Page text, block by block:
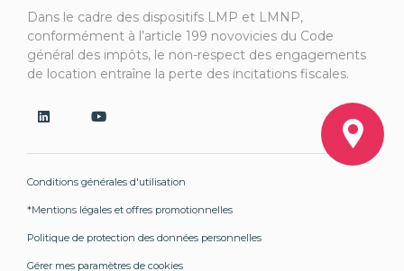
Dans le cadre des dispositifs LMP et LMNP,
conformément à l’article 199 novovicies du Code
général des impôts, le non-respect des engagements
de location entraîne la perte des incitations fiscales.
Conditions générales d'utilisation
*Mentions légales et offres promotionnelles
Politique de protection des données personnelles
Gérer mes paramètres de cookies